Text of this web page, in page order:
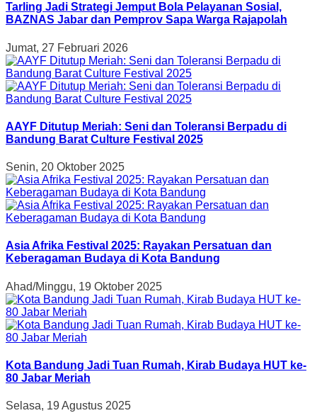
Tarling Jadi Strategi Jemput Bola Pelayanan Sosial,
BAZNAS Jabar dan Pemprov Sapa Warga Rajapolah
Jumat, 27 Februari 2026
AAYF Ditutup Meriah: Seni dan Toleransi Berpadu di
Bandung Barat Culture Festival 2025
Senin, 20 Oktober 2025
Asia Afrika Festival 2025: Rayakan Persatuan dan
Keberagaman Budaya di Kota Bandung
Ahad/Minggu, 19 Oktober 2025
Kota Bandung Jadi Tuan Rumah, Kirab Budaya HUT ke-
80 Jabar Meriah
Selasa, 19 Agustus 2025